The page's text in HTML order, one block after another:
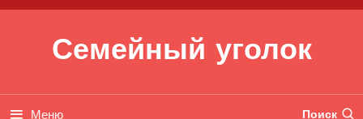
Перейти к содержимому
Семейный уголок
Меню Поиск